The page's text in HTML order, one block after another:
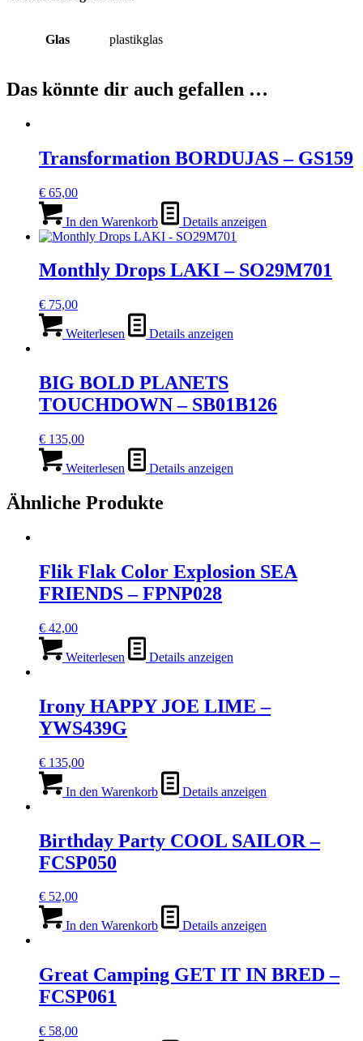
Glas plastikglas
Das könnte dir auch gefallen …
Transformation BORDUJAS – GS159
€ 65,00
In den Warenkorb Details anzeigen
Monthly Drops LAKI – SO29M701
€ 75,00
Weiterlesen Details anzeigen
BIG BOLD PLANETS
TOUCHDOWN – SB01B126
€ 135,00
Weiterlesen Details anzeigen
Ähnliche Produkte
Flik Flak Color Explosion SEA
FRIENDS – FPNP028
€ 42,00
Weiterlesen Details anzeigen
Irony HAPPY JOE LIME –
YWS439G
€ 135,00
In den Warenkorb Details anzeigen
Birthday Party COOL SAILOR –
FCSP050
€ 52,00
In den Warenkorb Details anzeigen
Great Camping GET IT IN BRED –
FCSP061
€ 58,00